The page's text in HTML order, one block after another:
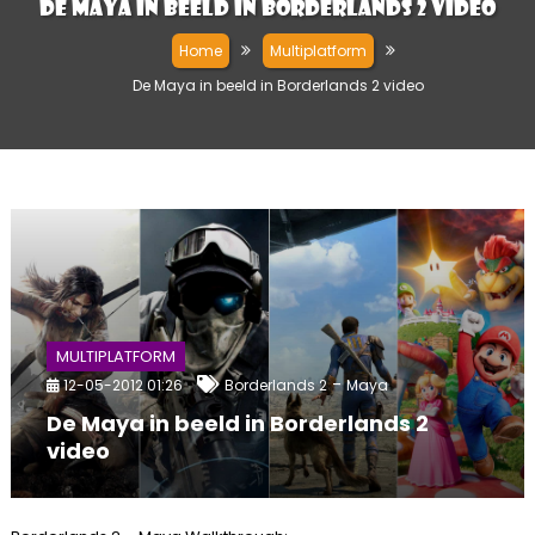
De Maya in beeld in Borderlands 2 video
Home
Multiplatform
De Maya in beeld in Borderlands 2 video
MULTIPLATFORM
12-05-2012 01:26 Borderlands 2-Maya
De Maya in beeld in Borderlands 2
video